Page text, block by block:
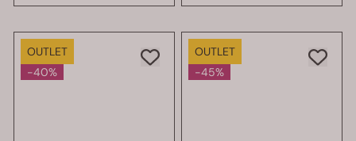
OUTLET
-40%
OUTLET
-45%